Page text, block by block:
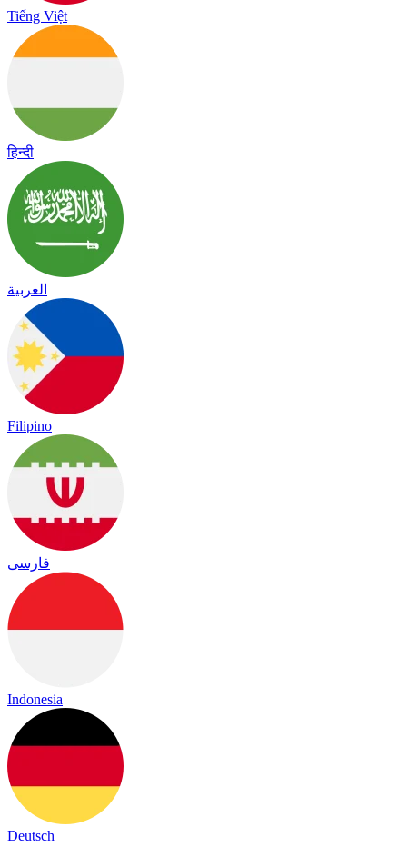
Tiếng Việt
हिन्दी
العربية
Filipino
فارسی
Indonesia
Deutsch